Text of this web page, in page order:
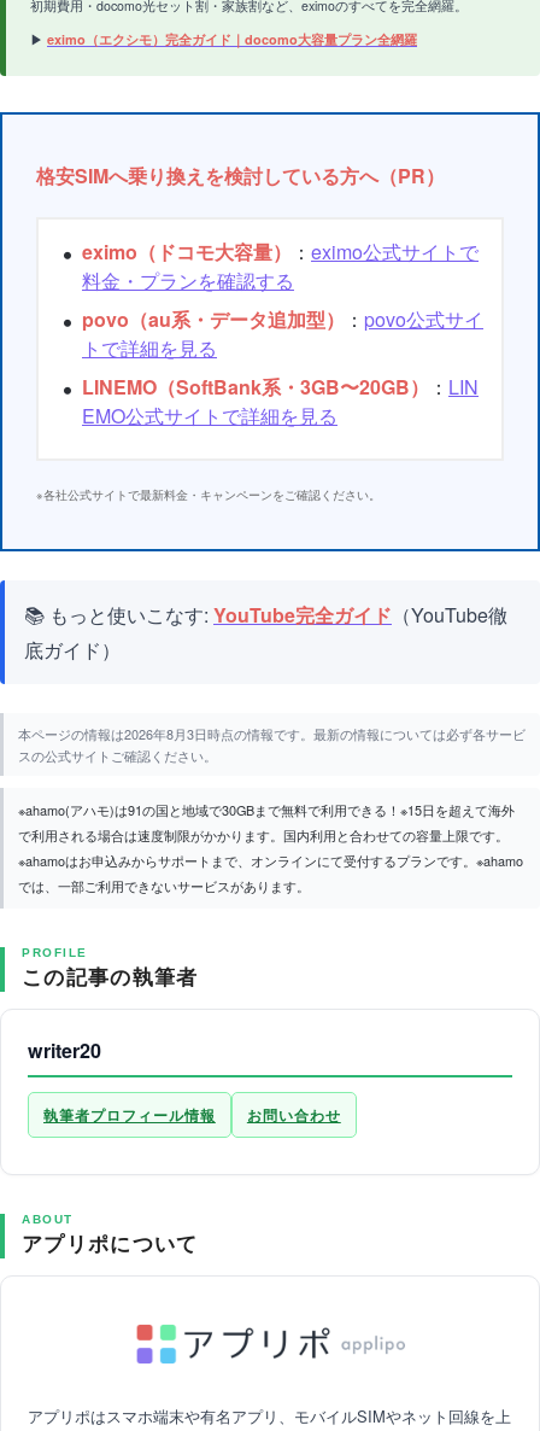
初期費用・docomo光セット割・家族割など、eximoのすべてを完全網羅。
▶ eximo（エクシモ）完全ガイド｜docomo大容量プラン全網羅
格安SIMへ乗り換えを検討している方へ（PR）
eximo（ドコモ大容量） ： eximo公式サイトで
料金・プランを確認する
povo（au系・データ追加型）
： povo公式サイ
トで詳細を見る
LINEMO（SoftBank系・3GB〜20GB）
： LIN
EMO公式サイトで詳細を見る
※各社公式サイトで最新料金・キャンペーンをご確認ください。
📚 もっと使いこなす: YouTube完全ガイド （YouTube徹
底ガイド）
本ページの情報は2026年8月3日時点の情報です。最新の情報については必ず各サービ
スの公式サイトご確認ください。
※ahamo(アハモ)は91の国と地域で30GBまで無料で利用できる！※15日を超えて海外
で利用される場合は速度制限がかかります。国内利用と合わせての容量上限です。
※ahamoはお申込みからサポートまで、オンラインにて受付するプランです。※ahamo
では、一部ご利用できないサービスがあります。
PROFILE
この記事の執筆者
writer20
執筆者プロフィール情報 お問い合わせ
ABOUT
アプリポについて
アプリポはスマホ端末や有名アプリ、モバイルSIMやネット回線を上